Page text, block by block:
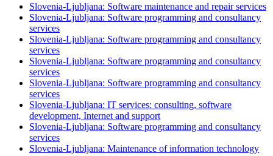
Slovenia-Ljubljana: Software maintenance and repair services
Slovenia-Ljubljana: Software programming and consultancy
services
Slovenia-Ljubljana: Software programming and consultancy
services
Slovenia-Ljubljana: Software programming and consultancy
services
Slovenia-Ljubljana: Software programming and consultancy
services
Slovenia-Ljubljana: IT services: consulting, software
development, Internet and support
Slovenia-Ljubljana: Software programming and consultancy
services
Slovenia-Ljubljana: Maintenance of information technology